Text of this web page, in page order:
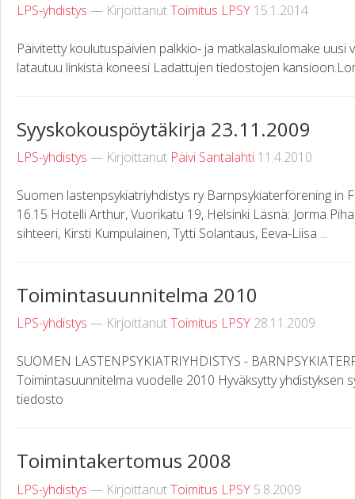
LPS-yhdistys — KirjoittanutToimitus LPSY 15.1.2014
Päivitetty koulutuspäivien palkkio- ja matkalaskulomake
latautuu linkistä koneesi Ladattujen tiedostojen
Syyskokouspöytäkirja 23.11.2009
LPS-yhdistys — Kirjoittanut Päivi Santalahti 11.4.2010
Suomen lastenpsykiatriyhdistys ry Barnpsykiaterförening in
16.15 Hotelli Arthur, Vuorikatu 19, Helsinki Läsnä: Jorma
sihteeri, Kirsti Kumpulainen, Tytti Solantaus, Eeva-Liisa ...
Toimintasuunnitelma 2010
LPS-yhdistys — KirjoittanutToimitus LPSY 28.11.2009
SUOMEN LASTENPSYKIATRIYHDISTYS -
Toimintasuunnitelma vuodelle 2010 Hyväksytty yhdistyksen
tiedosto
Toimintakertomus 2008
LPS-yhdistys — KirjoittanutToimitus LPSY 5.8.2009